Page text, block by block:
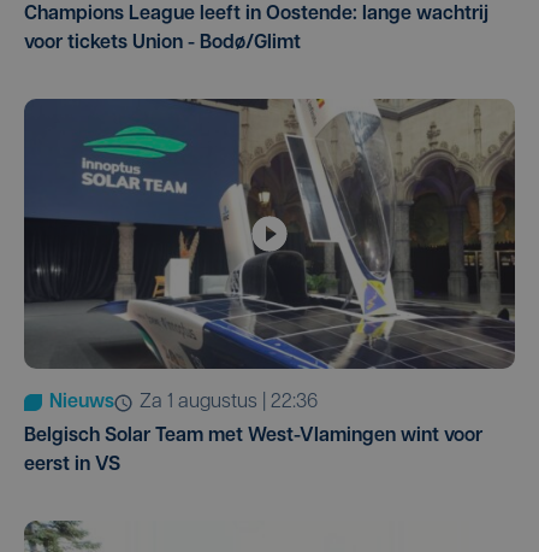
Champions League leeft in Oostende: lange wachtrij
voor tickets Union - Bodø/Glimt
Nieuws
za 1 augustus | 22:36
Belgisch Solar Team met West-Vlamingen wint voor
eerst in VS